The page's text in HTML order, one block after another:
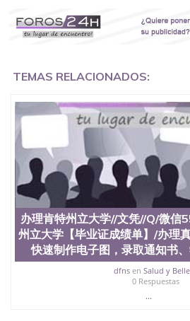
如何办理本科/硕士毕业证
吗551190476哪里可以买国外文
可以制作美国毕业证551190476哪
551190476哪里可以办理加拿大毕
请学校办理假的毕业证成绩单可以
可以办理水印成绩单551190476
GPA分数551190476假毕业证能
假文凭网上能查到吗551190476
QQ微信551190476办假大学毕业
国外毕业证去哪认证QQ微信
QQ微信551190476国外毕业证外
551190476快速代办国外毕业证
速拿到国外文凭QQ微信
QQ微信551190476国外文凭回国
551190476泰国文凭办理QQ微信
回国证明QQ微信551190476 国外
551190476外国文凭在中国有用吗
德国留学回国证明QQ微信
证明QQ微信551190476国外硕士
TEMAS RELACIONADOS:
办理肯特州立大学//文凭//Q/微
州立大学【毕业证成绩单】/办理
快速制作电子图，录取通知书
dfnsen Salud y
0 Respuestas
...